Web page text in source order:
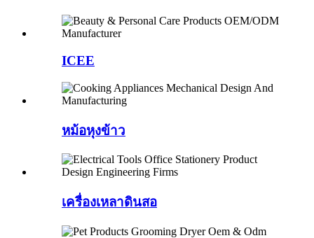
ICEE
หม้อหุงข้าว
เครื่องเหลาดินสอ